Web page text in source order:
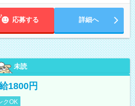
応募する 詳細へ
未読
1800円
クOK